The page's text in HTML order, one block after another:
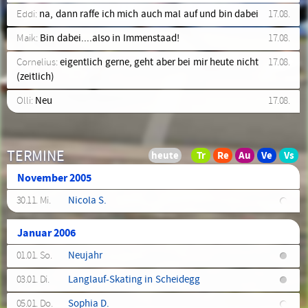
17.08.
Eddi: na, dann raffe ich mich auch mal auf und bin dabei
17.08.
Maik: Bin dabei....also in Immenstaad!
17.08.
Cornelius:eigentlich gerne, geht aber bei mir heute nicht
(zeitlich)
17.08.
Olli: Neu
TERMINE
November 2005
30.11. Mi. Nicola S.
Januar 2006
01.01. So.
Neujahr
03.01. Di.
Langlauf-Skating in Scheidegg
05.01. Do.
Sophia D.